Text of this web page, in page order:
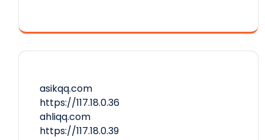
asikqq.com
https://117.18.0.36
ahliqq.com
https://117.18.0.39